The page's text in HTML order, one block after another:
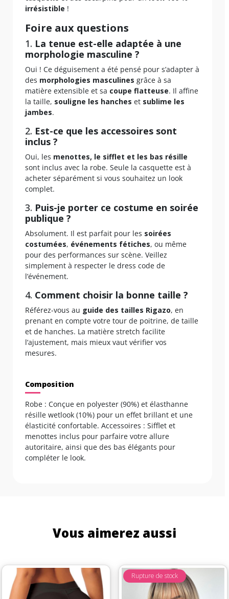
irrésistible !
Foire aux questions
1. La tenue est-elle adaptée à une
morphologie masculine ?
Oui ! Ce déguisement a été pensé pour s’adapter à
des morphologies masculines grâce à sa
matière extensible et sa coupe flatteuse. Il affine
la taille, souligne les hanches et sublime les
jambes.
2. Est-ce que les accessoires sont
inclus ?
Oui, les menottes, le sifflet et les bas résille
sont inclus avec la robe. Seule la casquette est à
acheter séparément si vous souhaitez un look
complet.
3. Puis-je porter ce costume en soirée
publique ?
Absolument. Il est parfait pour les soirées
costumées, événements fétiches, ou même
pour des performances sur scène. Veillez
simplement à respecter le dress code de
l’événement.
4. Comment choisir la bonne taille ?
Référez-vous au guide des tailles Rigazo, en
prenant en compte votre tour de poitrine, de taille
et de hanches. La matière stretch facilite
l’ajustement, mais mieux vaut vérifier vos
mesures.
Composition
Robe : Conçue en polyester (90%) et élasthanne
résille wetlook (10%) pour un effet brillant et une
élasticité confortable. Accessoires : Sifflet et
menottes inclus pour parfaire votre allure
autoritaire, ainsi que des bas élégants pour
compléter le look.
Vous aimerez aussi
Rupture de stock